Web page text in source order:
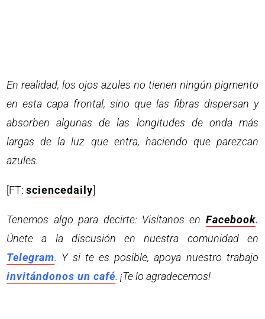
En realidad, los ojos azules no tienen ningún pigmento
en esta capa frontal, sino que las fibras dispersan y
absorben algunas de las longitudes de onda más
largas de la luz que entra, haciendo que parezcan
azules.
[FT:sciencedaily
Tenemos algo para decirte: Visítanos en Facebook.
Únete a la discusión en nuestra comunidad en
Telegram. Y si te es posible, apoya nuestro trabajo
invitándonos un café. ¡Te lo agradecemos!